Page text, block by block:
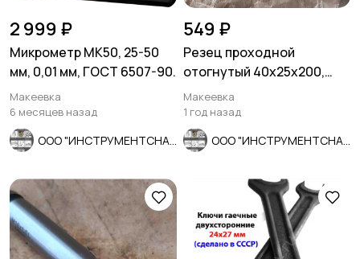
2 999 ₽
Микрометр МК50, 25-50
мм, 0,01 мм, ГОСТ 6507-90.
Макеевка
6 месяцев назад
549 ₽
Резец проходной
отогнутый 40х25х200,
Т15К6, 2102-0063, ГОСТ
18877-73, СССР.
Макеевка
1 год назад